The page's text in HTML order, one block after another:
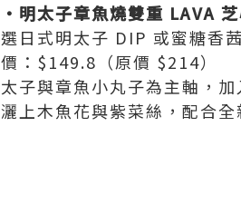
明太子章魚燒雙重 LAVA 芝
選日式明太子 DIP 或蜜糖香
：$149.8（原價 $214）
子與章魚小丸子為主軸，
上木魚花與紫菜絲，配合